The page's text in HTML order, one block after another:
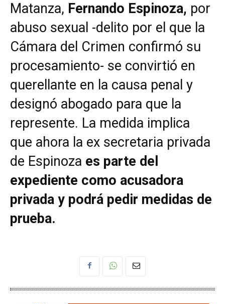
Matanza, Fernando Espinoza, por
abuso sexual -delito por el que la
Cámara del Crimen confirmó su
procesamiento- se convirtió en
querellante en la causa penal y
designó abogado para que la
represente. La medida implica
que ahora la ex secretaria privada
de Espinoza es parte del
expediente como acusadora
privada y podrá pedir medidas de
prueba.